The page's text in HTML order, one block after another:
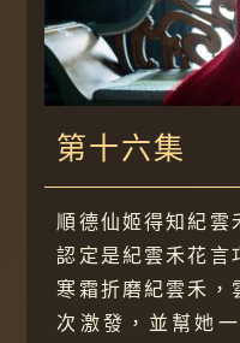
第十六集
順德仙姬得知紀雲
認定是紀雲禾花言
寒霜折磨紀雲禾，
次激發，並幫她